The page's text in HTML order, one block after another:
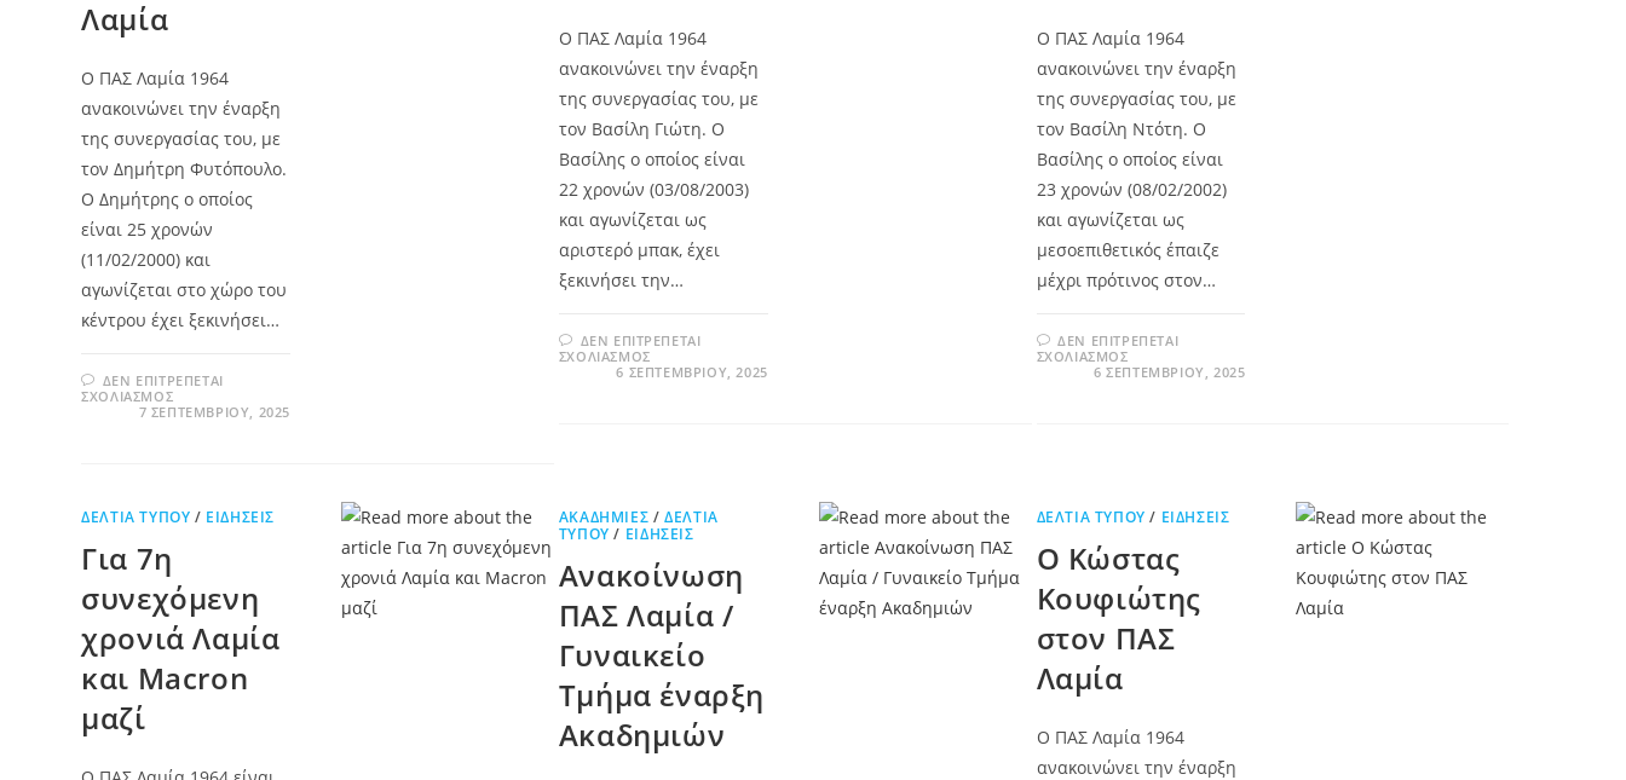
Λαμία
Ο ΠΑΣ Λαμία 1964
ανακοινώνει την έναρξη
της συνεργασίας του, με
τον Δημήτρη Φυτόπουλο.
Ο Δημήτρης ο οποίος
είναι 25 χρονών
(11/02/2000) και
αγωνίζεται στο χώρο του
κέντρου έχει ξεκινήσει…
ΔΕΝ ΕΠΙΤΡΈΠΕΤΑΙ
ΣΧΟΛΙΑΣΜΌΣ
7 ΣΕΠΤΕΜΒΡΊΟΥ, 2025
Ο ΠΑΣ Λαμία 1964
ανακοινώνει την έναρξη
της συνεργασίας του, με
τον Βασίλη Γιώτη. Ο
Βασίλης ο οποίος είναι
22 χρονών (03/08/2003)
και αγωνίζεται ως
αριστερό μπακ, έχει
ξεκινήσει την…
ΔΕΝ ΕΠΙΤΡΈΠΕΤΑΙ
ΣΧΟΛΙΑΣΜΌΣ
6 ΣΕΠΤΕΜΒΡΊΟΥ, 2025
Ο ΠΑΣ Λαμία 1964
ανακοινώνει την έναρξη
της συνεργασίας του, με
τον Βασίλη Ντότη. Ο
Βασίλης ο οποίος είναι
23 χρονών (08/02/2002)
και αγωνίζεται ως
μεσοεπιθετικός έπαιζε
μέχρι πρότινος στον…
ΔΕΝ ΕΠΙΤΡΈΠΕΤΑΙ
ΣΧΟΛΙΑΣΜΌΣ
6 ΣΕΠΤΕΜΒΡΊΟΥ, 2025
ΔΕΛΤΊΑ ΤΎΠΟΥ / ΕΙΔΉΣΕΙΣ
Για 7η
συνεχόμενη
χρονιά Λαμία
και Macron
μαζί
ΑΚΑΔΗΜΊΕΣ /ΔΕΛΤΊΑ
ΤΎΠΟΥ / ΕΙΔΉΣΕΙΣ
Ανακοίνωση
ΠΑΣ Λαμία /
Γυναικείο
Τμήμα έναρξη
Ακαδημιών
ΔΕΛΤΊΑ ΤΎΠΟΥ / ΕΙΔΉΣΕΙΣ
Ο Κώστας
Κουφιώτης
στον ΠΑΣ
Λαμία
Ο ΠΑΣ Λαμία 1964
ανακοινώνει την έναρξη